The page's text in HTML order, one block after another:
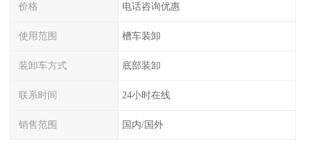
价格 电话咨询优惠
使用范围 槽车装卸
装卸车方式 底部装卸
联系时间 24小时在线
销售范围 国内/国外